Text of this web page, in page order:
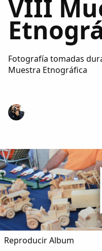
Foros
Idiosincrasia
Cancionero Local
Apodos
Peñas
VIII
Fotografía tomadas
Muestra Etnográfica
Reproducir Album